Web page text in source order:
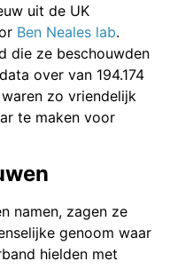
uit de UK
Ben Neales lab.
die ze beschouwden
over van 194.174
zo vriendelijk
te maken voor
namen, zagen ze
genoom waar
hielden met